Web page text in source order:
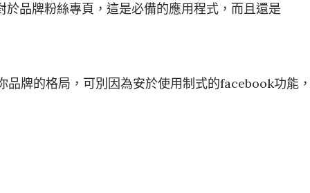
品牌粉絲專頁，這是必備的應用程式，而且還是
品牌的格局，可別因為安於使用制式的facebook功能